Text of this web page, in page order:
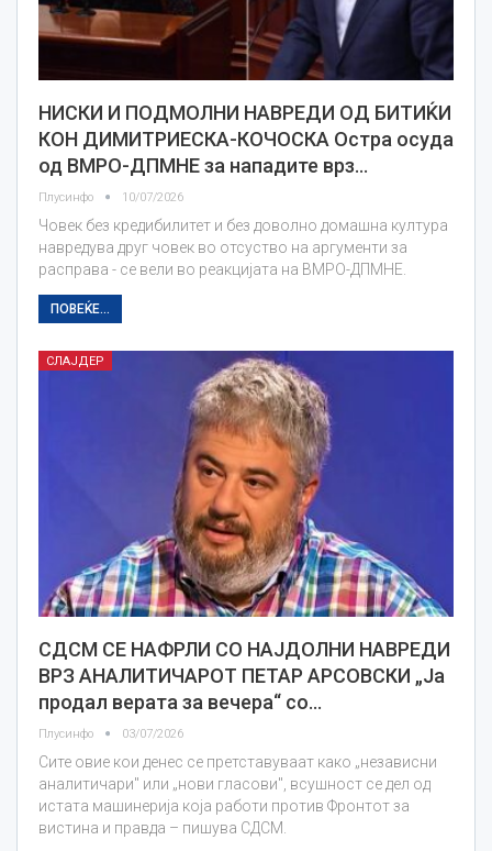
НИСКИ И ПОДМОЛНИ НАВРЕДИ ОД БИТИЌИ
КОН ДИМИТРИЕСКА-КОЧОСКА Остра осуда
од ВМРО-ДПМНЕ за нападите врз…
Плусинфо 10/07/2026
Човек без кредибилитет и без доволно домашна култура
навредува друг човек во отсуство на аргументи за
расправа - се вели во реакцијата на ВМРО-ДПМНЕ.
ПОВЕЌЕ...
СЛАЈДЕР
СДСМ СЕ НАФРЛИ СО НАЈДОЛНИ НАВРЕДИ
ВРЗ АНАЛИТИЧАРОТ ПЕТАР АРСОВСКИ „Ја
продал верата за вечера“ со…
Плусинфо 03/07/2026
Сите овие кои денес се претставуваат како „независни
аналитичари" или „нови гласови", всушност се дел од
истата машинерија која работи против Фронтот за
вистина и правда – пишува СДСМ.